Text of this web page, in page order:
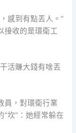
感到有點丟人。”
接收的是環衛工
活賺大錢有啥丟
員，對環衛行業
坎”：她經常躲在